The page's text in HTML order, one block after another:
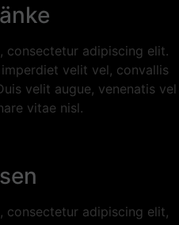
consectetur adipiscing elit.
velit vel, convallis
velit augue, venenatis vel
vitae nisl.
consectetur adipiscing elit,